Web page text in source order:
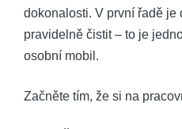
dokonalosti. V první řadě je
pravidelně čistit – to je
osobní mobil.
Začněte tím, že si na